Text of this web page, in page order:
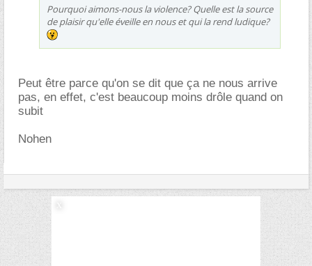
Pourquoi aimons-nous la violence? Quelle est la source
de plaisir qu'elle éveille en nous et qui la rend ludique?
Peut être parce qu'on se dit que ça ne nous arrive
pas, en effet, c'est beaucoup moins drôle quand on
subit
Nohen